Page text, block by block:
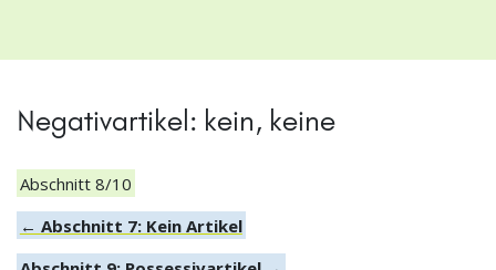
Negativartikel: kein, keine
Abschnitt 8/10
← Abschnitt 7: Kein Artikel